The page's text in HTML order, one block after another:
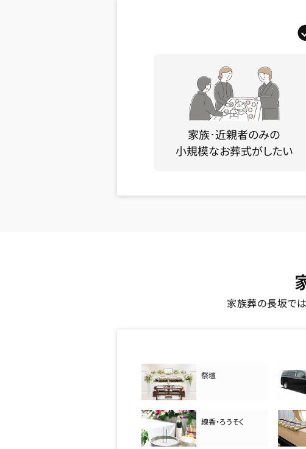
家族･近親者のみの
小規模なお葬式がしたい
家族葬の長坂で
祭壇
線香・ろうそく